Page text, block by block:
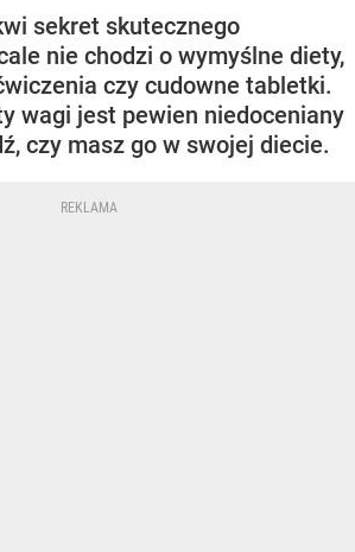
sekret skutecznego
nie chodzi o wymyślne diety,
czy cudowne tabletki.
wagi jest pewien niedoceniany
czy masz go w swojej diecie.